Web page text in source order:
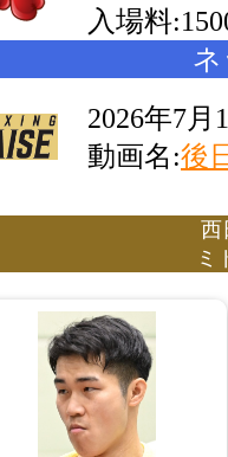
入場料
2026年7月
動画名:後
西
ミ